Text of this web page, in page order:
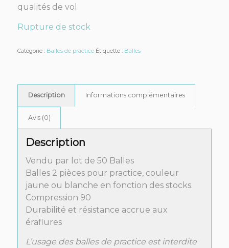
qualités de vol
Rupture de stock
Catégorie : Balles de practice Étiquette : Balles
Description Informations complémentaires
Avis (0)
Description
Vendu par lot de 50 Balles
Balles 2 pièces pour practice, couleur
jaune ou blanche en fonction des stocks.
Compression 90
Durabilité et résistance accrue aux
éraflures
L’usage des balles de practice est interdite